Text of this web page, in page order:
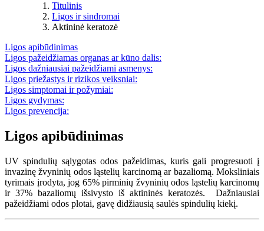
Titulinis
Ligos ir sindromai
Aktininė keratozė
Ligos apibūdinimas
Ligos pažeidžiamas organas ar kūno dalis:
Ligos dažniausiai pažeidžiami asmenys:
Ligos priežastys ir rizikos veiksniai:
Ligos simptomai ir požymiai:
Ligos gydymas:
Ligos prevencija:
Ligos apibūdinimas
UV spindulių sąlygotas odos pažeidimas, kuris gali progresuoti į
invazinę žvyninių odos ląstelių karcinomą ar bazaliomą. Moksliniais
tyrimais įrodyta, jog 65% pirminių žvyninių odos ląstelių karcinomų
ir 37% bazaliomų išsivysto iš aktininės keratozės.
Dažniausiai
pažeidžiami odos plotai, gavę didžiausią saulės spindulių kiekį.